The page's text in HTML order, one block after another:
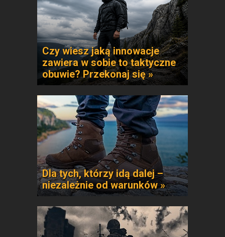
Czy wiesz jaką innowacje
zawiera w sobie to taktyczne
obuwie? Przekonaj się »
Dla tych, którzy idą dalej –
niezależnie od warunków »